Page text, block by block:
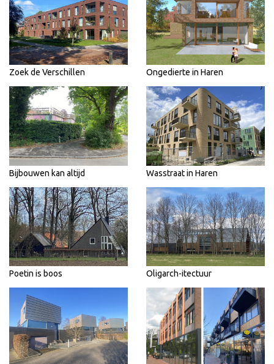
Zoek de Verschillen Ongedierte in Haren
Bijbouwen kan altijd Wasstraat in Haren
Poetin is boos Oligarch-itectuur